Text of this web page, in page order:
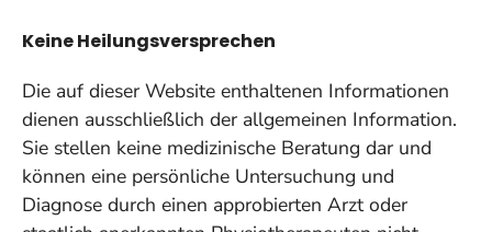
Keine Heilungsversprechen
Die auf dieser Website enthaltenen Informationen
dienen ausschließlich der allgemeinen Information.
Sie stellen keine medizinische Beratung dar und
können eine persönliche Untersuchung und
Diagnose durch einen approbierten Arzt oder